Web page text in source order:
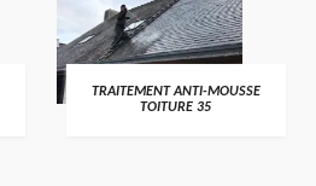
TRAITEMENT ANTI-MOUSSE
TOITURE 35